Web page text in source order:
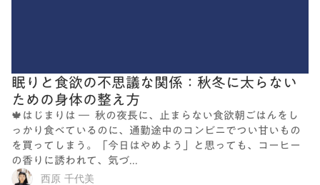
眠りと食欲の不思議な関係：秋冬に太らない
ための身体の整え方
🍁はじまりは ― 秋の夜長に、止まらない食欲朝ごはんをし
っかり食べているのに、通勤途中のコンビニでつい甘いもの
を買ってしまう。「今日はやめよう」と思っても、コーヒー
の香りに誘われて、気づ...
西原 千代美